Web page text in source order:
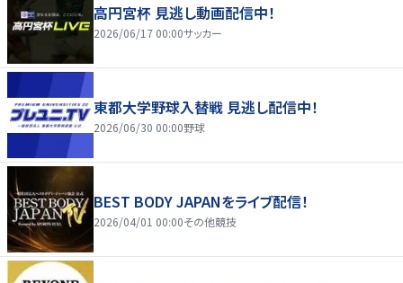
高円宮杯 見逃し動画配信中！
2026/06/17 00:00サッカー
東都大学野球入替戦 見逃し配信中！
2026/06/30 00:00野球
BEST BODY JAPANをライブ配信！
2026/04/01 00:00その他競技